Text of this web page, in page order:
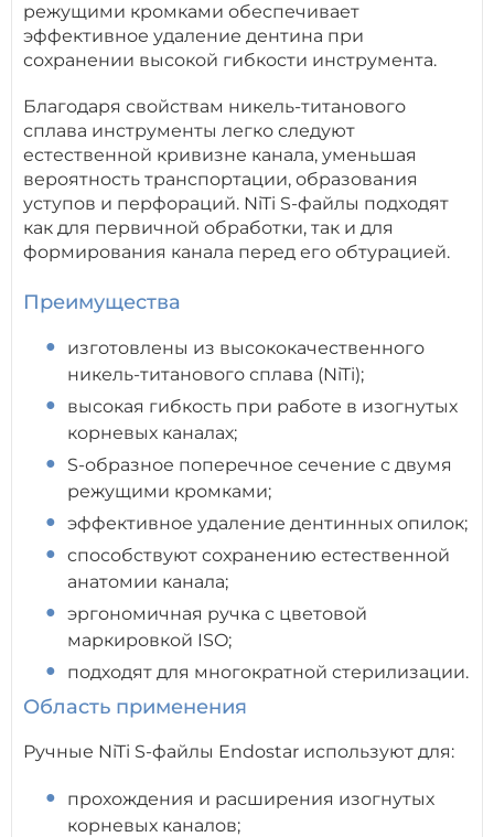
режущими кромками обеспечивает
эффективное удаление дентина при
сохранении высокой гибкости инструмента.
Благодаря свойствам никель-титанового
сплава инструменты легко следуют
естественной кривизне канала, уменьшая
вероятность транспортации, образования
уступов и перфораций. NiTi S-файлы подходят
как для первичной обработки, так и для
формирования канала перед его обтурацией.
Преимущества
изготовлены из высококачественного
никель-титанового сплава (NiTi);
высокая гибкость при работе в изогнутых
корневых каналах;
S-образное поперечное сечение с двумя
режущими кромками;
эффективное удаление дентинных опилок;
способствуют сохранению естественной
анатомии канала;
эргономичная ручка с цветовой
маркировкой ISO;
подходят для многократной стерилизации.
Область применения
Ручные NiTi S-файлы Endostar используют для:
прохождения и расширения изогнутых
корневых каналов;